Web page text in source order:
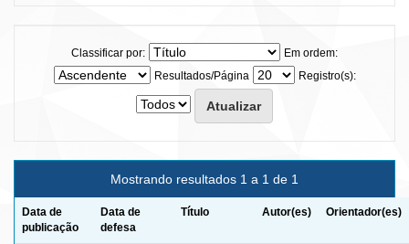
Classificar por:
Em ordem:
Resultados/Página
Registro(s):
Mostrando resultados 1 a 1 de 1
Data de
publicação
Data de
defesa
Título Autor(es) Orientador(es)